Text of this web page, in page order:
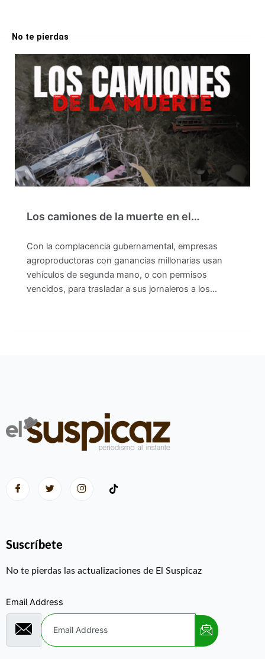
No te pierdas
Los camiones de la muerte en el…
Con la complacencia gubernamental, empresas
agroproductoras con ganancias millonarias usan
vehículos de segunda mano, o con permisos
vencidos, para trasladar a sus jornaleros a los…
Suscríbete
No te pierdas las actualizaciones de El Suspicaz
Email Address